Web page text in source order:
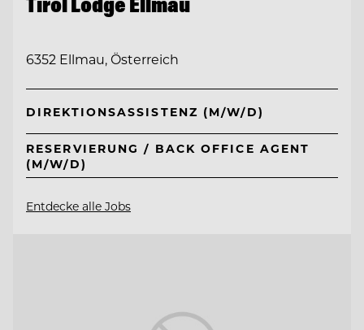
6352 Ellmau, Österreich
DIREKTIONSASSISTENZ (M/W/D)
RESERVIERUNG / BACK OFFICE AGENT
(M/W/D)
Entdecke alle Jobs